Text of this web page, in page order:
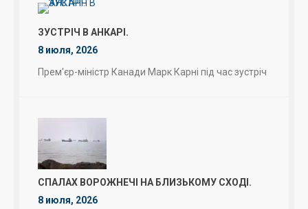
ЗУСТРІЧ В АНКАРІ.
8 июля, 2026
Прем'єр-міністр Канади Марк Карні під час зустріч
СПАЛАХ ВОРОЖНЕЧІ НА БЛИЗЬКОМУ СХОДІ.
8 июля, 2026